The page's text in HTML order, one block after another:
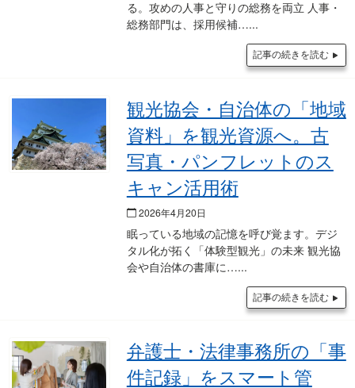
る。攻めの人事と守りの総務を両立 人事・
総務部門は、採用候補…
記事の続きを読む
観光協会・自治体の「地域
資料」を観光資源へ。古
写真・パンフレットのス
キャン活用術
2026年4月20日
眠っている地域の記憶を呼び覚ます。デジ
タル化が拓く「体験型観光」の未来 観光協
会や自治体の書庫に…
記事の続きを読む
弁護士・法律事務所の「事
件記録」をスマート管